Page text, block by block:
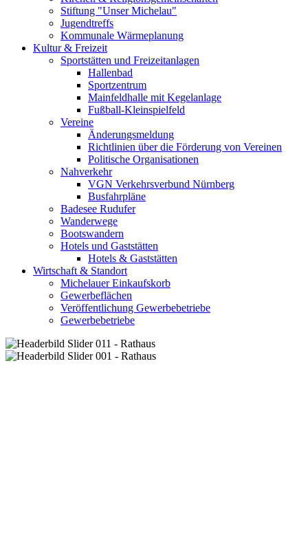
Stiftung "Unser Michelau"
Jugendtreffs
Kommunale Wärmeplanung
Kultur & Freizeit
Sportstätten und Freizeitanlagen
Hallenbad
Sportzentrum
Mainfeldhalle mit Kegelanlage
Fußball-Kleinspielfeld
Vereine
Änderungsmeldung
Richtlinien über die Förderung von Vereinen
Politische Organisationen
Nahverkehr
VGN Verkehrsverbund Nürnberg
Busfahrpläne
Badesee Rudufer
Wanderwege
Bootswandern
Hotels und Gaststätten
Hotels & Gaststätten
Wirtschaft & Standort
Michelauer Einkaufskorb
Gewerbeflächen
Veröffentlichung Gewerbebetriebe
Gewerbebetriebe